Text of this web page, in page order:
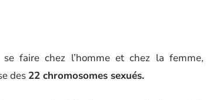
faire chez l’homme et chez la femme,
des 22 chromosomes sexués.